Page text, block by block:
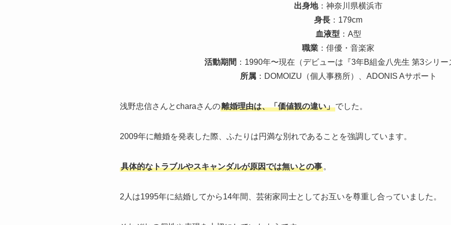
出身地：神奈川県横浜市
身長 ：179cm
血液型 ：A型
職業 ：俳優・音楽家
活動期間 ：1990年〜現在（デビューは『3年B組金八先生 第3シリー
所属：DOMOIZU（個人事務所）、ADONIS Aサポート
浅野忠信さんとcharaさんの離婚理由は、「価値観の違い」でした。
2009年に離婚を発表した際、ふたりは円満な別れであることを強調しています。
具体的なトラブルやスキャンダルが原因では無いとの事 。
2人は1995年に結婚してから14年間、芸術家同士としてお互いを尊重し合っていました。